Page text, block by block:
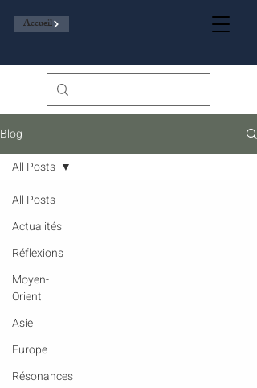
Accueil
Blog
All Posts
Actualités
Réflexions
Moyen-
Orient
Asie
Europe
Résonances
All Posts